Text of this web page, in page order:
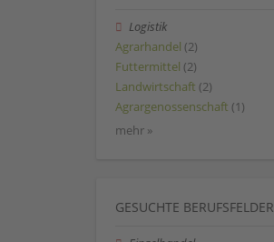
Logistik
Agrarhandel (2)
Futtermittel (2)
Landwirtschaft (2)
Agrargenossenschaft (1)
mehr »
GESUCHTE BERUFSFELDER